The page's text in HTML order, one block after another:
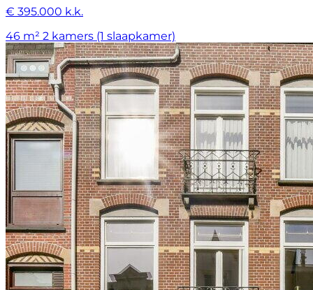
€ 395.000 k.k.
46 m² 2 kamers (1 slaapkamer)